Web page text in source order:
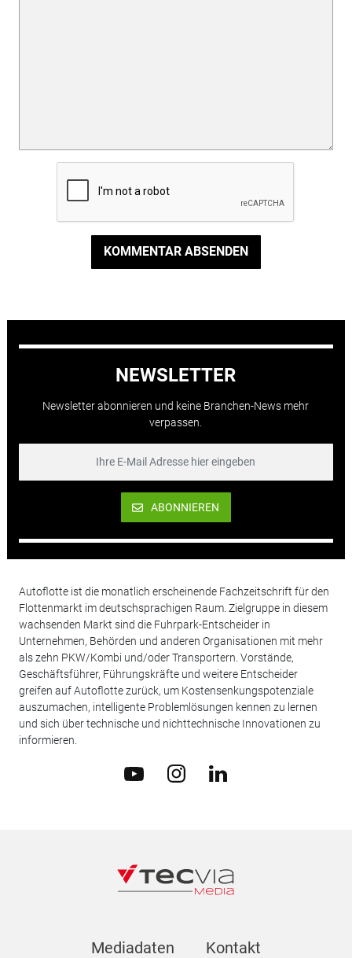
KOMMENTAR ABSENDEN
NEWSLETTER
Newsletter abonnieren und keine Branchen-News mehr
verpassen.
ABONNIEREN
Autoflotte ist die monatlich erscheinende Fachzeitschrift für den
Flottenmarkt im deutschsprachigen Raum. Zielgruppe in diesem
wachsenden Markt sind die Fuhrpark-Entscheider in
Unternehmen, Behörden und anderen Organisationen mit mehr
als zehn PKW/Kombi und/oder Transportern. Vorstände,
Geschäftsführer, Führungskräfte und weitere Entscheider
greifen auf Autoflotte zurück, um Kostensenkungspotenziale
auszumachen, intelligente Problemlösungen kennen zu lernen
und sich über technische und nichttechnische Innovationen zu
informieren.
Mediadaten Kontakt